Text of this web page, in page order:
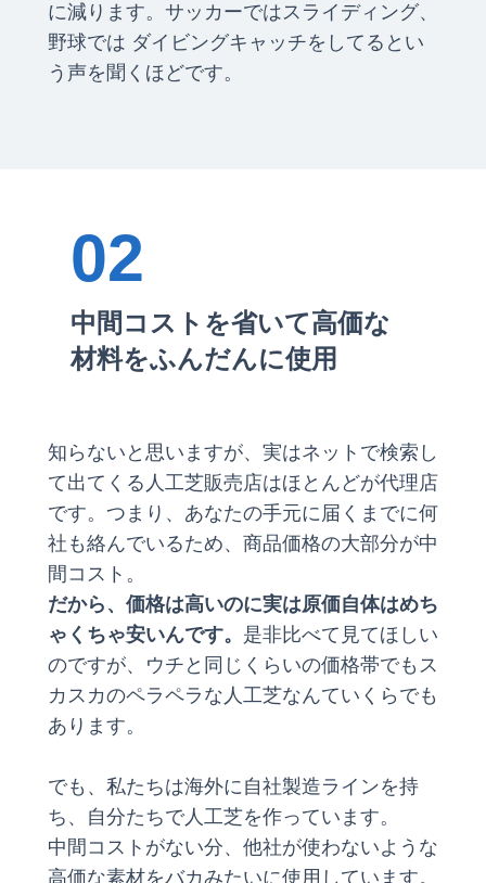
に減ります。サッカーではスライディング、
野球では ダイビングキャッチをしてるとい
う声を聞くほどです。
02
中間コストを省いて高価な
材料をふんだんに使用
知らないと思いますが、実はネットで検索し
て出てくる人工芝販売店はほとんどが代理店
です。つまり、あなたの手元に届くまでに何
社も絡んでいるため、商品価格の大部分が中
間コスト。
だから、価格は高いのに実は原価自体はめち
ゃくちゃ安いんです。 是非比べて見てほしい
のですが、ウチと同じくらいの価格帯でもス
カスカのペラペラな人工芝なんていくらでも
あります。
でも、私たちは海外に自社製造ラインを持
ち、自分たちで人工芝を作っています。
中間コストがない分、他社が使わないような
高価な素材をバカみたいに使用しています。